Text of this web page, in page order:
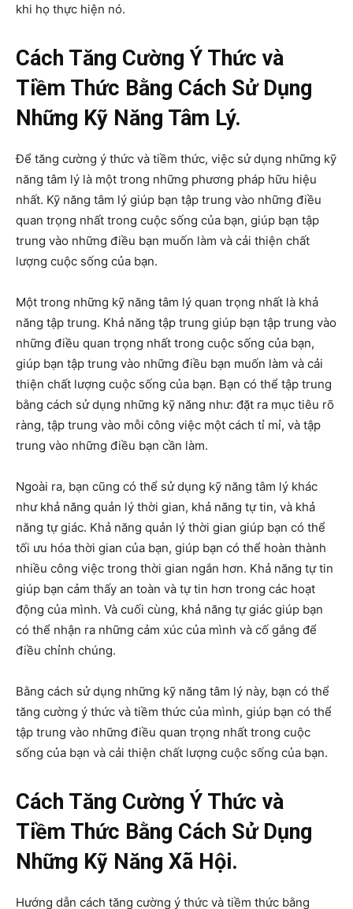
khi họ thực hiện nó.
Cách Tăng Cường Ý Thức và
Tiềm Thức Bằng Cách Sử Dụng
Những Kỹ Năng Tâm Lý.
Để tăng cường ý thức và tiềm thức, việc sử dụng những kỹ
năng tâm lý là một trong những phương pháp hữu hiệu
nhất. Kỹ năng tâm lý giúp bạn tập trung vào những điều
quan trọng nhất trong cuộc sống của bạn, giúp bạn tập
trung vào những điều bạn muốn làm và cải thiện chất
lượng cuộc sống của bạn.
Một trong những kỹ năng tâm lý quan trọng nhất là khả
năng tập trung. Khả năng tập trung giúp bạn tập trung vào
những điều quan trọng nhất trong cuộc sống của bạn,
giúp bạn tập trung vào những điều bạn muốn làm và cải
thiện chất lượng cuộc sống của bạn. Bạn có thể tập trung
bằng cách sử dụng những kỹ năng như: đặt ra mục tiêu rõ
ràng, tập trung vào mỗi công việc một cách tỉ mỉ, và tập
trung vào những điều bạn cần làm.
Ngoài ra, bạn cũng có thể sử dụng kỹ năng tâm lý khác
như khả năng quản lý thời gian, khả năng tự tin, và khả
năng tự giác. Khả năng quản lý thời gian giúp bạn có thể
tối ưu hóa thời gian của bạn, giúp bạn có thể hoàn thành
nhiều công việc trong thời gian ngắn hơn. Khả năng tự tin
giúp bạn cảm thấy an toàn và tự tin hơn trong các hoạt
động của mình. Và cuối cùng, khả năng tự giác giúp bạn
có thể nhận ra những cảm xúc của mình và cố gắng để
điều chỉnh chúng.
Bằng cách sử dụng những kỹ năng tâm lý này, bạn có thể
tăng cường ý thức và tiềm thức của mình, giúp bạn có thể
tập trung vào những điều quan trọng nhất trong cuộc
sống của bạn và cải thiện chất lượng cuộc sống của bạn.
Cách Tăng Cường Ý Thức và
Tiềm Thức Bằng Cách Sử Dụng
Những Kỹ Năng Xã Hội.
Hướng dẫn cách tăng cường ý thức và tiềm thức bằng